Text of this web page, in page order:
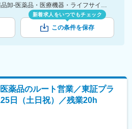
[勤務地]鹿児島県 [業種]医薬品卸-医薬品・医療機器・ライフサイエンス・医療系サービス [こだわり条件ピックアップ]年間休日120日以上 [詳細条件](休日・働き方)年間休日120日以上
新着求人をいつでもチェック
この条件を保存
薬品のルート営業／東証プラ
日（土日祝）／残業20h